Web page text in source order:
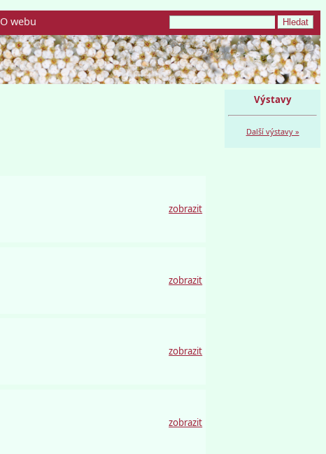
O webu
zobrazit
zobrazit
zobrazit
zobrazit
Výstavy
Další výstavy »